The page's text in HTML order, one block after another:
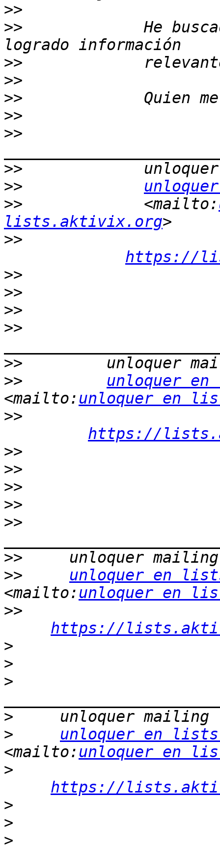
>>
>>
He
>>
>>
>>
>>
>>
>>
>>
>>
             <mailto:
lists.aktivix.org
>>
https://
>>
>>
>>
>>
>>
>>
unloquer
<mailto: unloquer en
>>
https://
>>
>>
>>
>>
>>
>>
>>
unloquer en
<mailto: unloquer en
>>
https://
>
>
>
>
>
unloquer en
<mailto: unloquer en
>
https://
>
>
>